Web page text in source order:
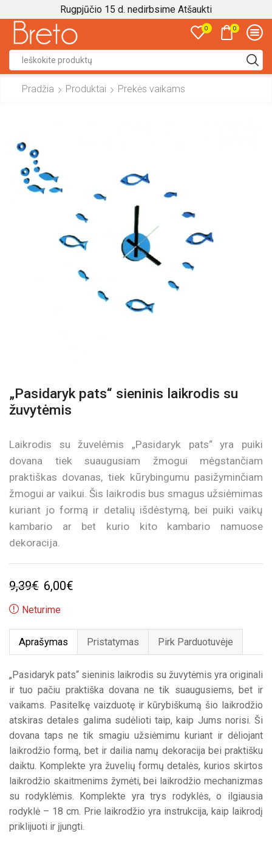
Rugpjūčio 15 d. nedirbsime Atšaukti
0 0
input
Pradžia Produktai Prekės vaikams
„Pasidaryk pats“ sieninis laikrodis su
žuvytėmis
Laikrodis su žuvelėmis „Pasidaryk pats“ yra puiki
dovana tiek suaugusiam žmogui mėgstančiam
praktiškas dovanas, tiek kūrybingumu pasižyminčiam
žmogui ar vaikui. Šis laikrodis bus smagus užsiėmimas
kuriant jo formą ir detalių išdėstymą, bei puiki vaikų
kambario ar bet kurio kito kambario namuose
dekoracija.
9,39€ Original
price
9,39€.
6,00€
6,00€.
Neturime
Aprašymas Pristatymas Pirk Parduotuvėje
„Pasidaryk pats“ sieninis laikrodis su žuvytėmis yra originali
ir tuo pačiu praktiška dovana ne tik suaugusiems, bet ir
vaikams. Pasitelkę vaizduotę ir kūrybiškumą šio laikrodžio
atskiras detales galima sudėlioti taip, kaip Jums norisi. Ši
dovana taps ne tik smagiu užsiėmimu kuriant ir dėliojant
laikrodžio formą, bet ir dailia namų dekoracija bei praktišku
daiktu. Komplekte yra žuvelių formų detalės, kurios skirtos
laikrodžio skaitmenims žymėti, bei laikrodžio mechanizmas
su rodyklėmis. Komplekte yra trys rodyklės, o ilgiausia
rodyklė – 18 cm. Prie laikrodžio yra instrukcija, kaip laikrodį
priklijuoti ir įjungti.